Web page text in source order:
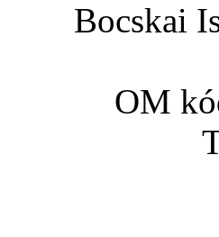
Bocskai
OM